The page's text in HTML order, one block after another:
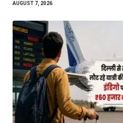
AUGUST 7, 2026